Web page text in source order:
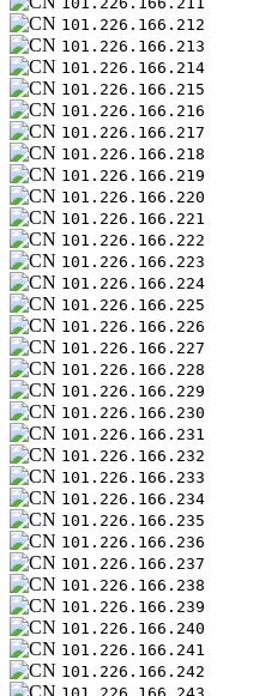
101.226.166.212
101.226.166.213
101.226.166.214
101.226.166.215
101.226.166.216
101.226.166.217
101.226.166.218
101.226.166.219
101.226.166.220
101.226.166.221
101.226.166.222
101.226.166.223
101.226.166.224
101.226.166.225
101.226.166.226
101.226.166.227
101.226.166.228
101.226.166.229
101.226.166.230
101.226.166.231
101.226.166.232
101.226.166.233
101.226.166.234
101.226.166.235
101.226.166.236
101.226.166.237
101.226.166.238
101.226.166.239
101.226.166.240
101.226.166.241
101.226.166.242